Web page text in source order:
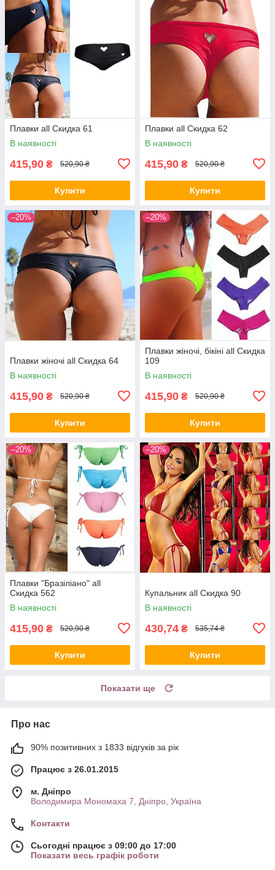
Плавки all Скидка 61
В наявності
415,90 ₴ 520,90 ₴
Купити
Плавки all Скидка 62
В наявності
415,90 ₴ 520,90 ₴
Купити
–20%
Плавки жіночі all Скидка 64
В наявності
415,90 ₴ 520,90 ₴
Купити
–20%
Плавки жіночі, бікіні all Скидка
109
В наявності
415,90 ₴ 520,90 ₴
Купити
–20%
Плавки "Бразіліано" all
Скидка 562
В наявності
415,90 ₴ 520,90 ₴
Купити
–20%
Купальник all Скидка 90
В наявності
430,74 ₴ 535,74 ₴
Купити
Показати ще
Про нас
90% позитивних з 1833 відгуків за рік
Працює з 26.01.2015
м. Дніпро
Володимира Мономаха 7, Дніпро, Україна
Контакти
Сьогодні працює з 09:00 до 17:00
Показати весь графік роботи